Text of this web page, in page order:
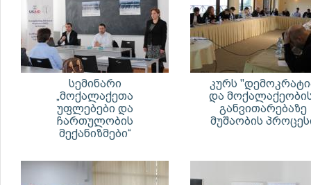
სემინარი
„მოქალაქეთა
უფლებები და
ჩართულობის
მექანიზმები“
კურს
და
განვითარებაზე
მუშაობის